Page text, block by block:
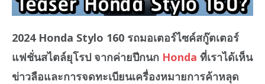
2024 Honda Stylo 160 รถมอเตอร์ไซค์สกู๊ตเตอร์
แฟชั่นสไตล์ยุโรป จากค่ายปีกนก Honda ที่เราได้เห็น
ข่าวลือและการจดทะเบียนเครื่องหมายการค้าหลุด